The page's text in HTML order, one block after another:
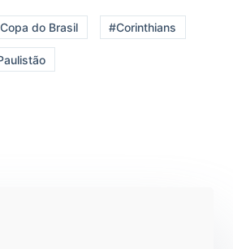
do Brasil #Corinthians